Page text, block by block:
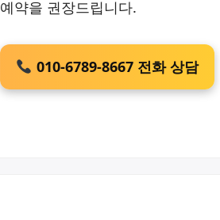
예약을 권장드립니다.
010-6789-8667 전화 상담